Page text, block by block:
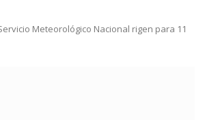
Meteorológico Nacional rigen para 11